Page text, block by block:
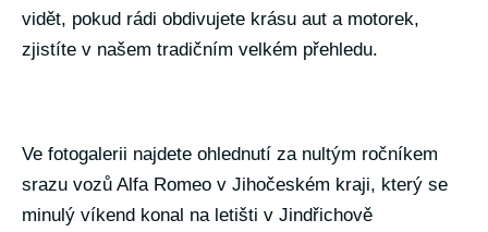
vidět, pokud rádi obdivujete krásu aut a motorek,
zjistíte v našem tradičním velkém přehledu.
Ve fotogalerii najdete ohlednutí za nultým ročníkem
srazu vozů Alfa Romeo v Jihočeském kraji, který se
minulý víkend konal na letišti v Jindřichově